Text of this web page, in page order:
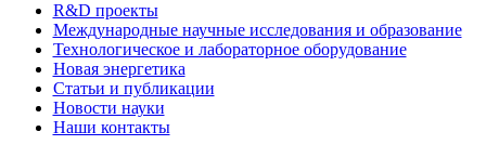
R&D проекты
Международные научные исследования и образование
Технологическое и лабораторное оборудование
Hовая энергетика
Статьи и публикации
Новости науки
Наши контакты